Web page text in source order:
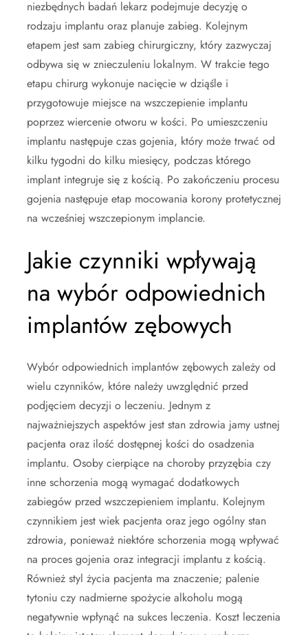
niezbędnych badań lekarz podejmuje decyzję o
rodzaju implantu oraz planuje zabieg. Kolejnym
etapem jest sam zabieg chirurgiczny, który zazwyczaj
odbywa się w znieczuleniu lokalnym. W trakcie tego
etapu chirurg wykonuje nacięcie w dziąśle i
przygotowuje miejsce na wszczepienie implantu
poprzez wiercenie otworu w kości. Po umieszczeniu
implantu następuje czas gojenia, który może trwać od
kilku tygodni do kilku miesięcy, podczas którego
implant integruje się z kością. Po zakończeniu procesu
gojenia następuje etap mocowania korony protetycznej
na wcześniej wszczepionym implancie.
Jakie czynniki wpływają
na wybór odpowiednich
implantów zębowych
Wybór odpowiednich implantów zębowych zależy od
wielu czynników, które należy uwzględnić przed
podjęciem decyzji o leczeniu. Jednym z
najważniejszych aspektów jest stan zdrowia jamy ustnej
pacjenta oraz ilość dostępnej kości do osadzenia
implantu. Osoby cierpiące na choroby przyzębia czy
inne schorzenia mogą wymagać dodatkowych
zabiegów przed wszczepieniem implantu. Kolejnym
czynnikiem jest wiek pacjenta oraz jego ogólny stan
zdrowia, ponieważ niektóre schorzenia mogą wpływać
na proces gojenia oraz integracji implantu z kością.
Również styl życia pacjenta ma znaczenie; palenie
tytoniu czy nadmierne spożycie alkoholu mogą
negatywnie wpłynąć na sukces leczenia. Koszt leczenia